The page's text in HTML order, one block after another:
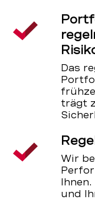
Das
trägt
Wir
und